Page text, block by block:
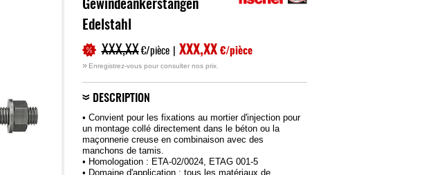
Gewindeankerstangen
Edelstahl
XXX,XX €/pièce XXX,XX €/pièce
» Enregistrez-vous pour consulter nos prix.
DESCRIPTION
• Convient pour les fixations au mortier d'injection pour
un montage collé directement dans le béton ou la
maçonnerie creuse en combinaison avec des
manchons de tamis.
• Homologation : ETA-02/0024, ETAG 001-5
• Domaine d'application : tous les matériaux de